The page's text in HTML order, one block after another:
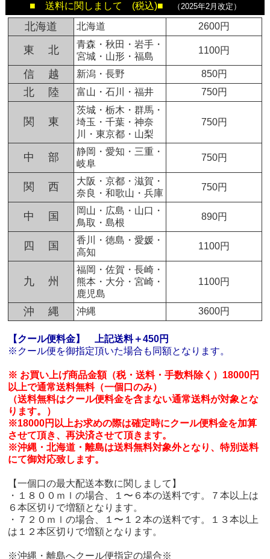
■ 送料に関しまして (税込)■ （2025年2月改定）
北海道 北海道 2600円
東 北
青森・秋田・岩手・
宮城・山形・福島
1100円
信 越 新潟・長野 850円
北 陸 富山・石川・福井 750円
関 東
茨城・栃木・群馬・
埼玉・千葉・神奈
川・東京都・山梨
750円
中 部
静岡・愛知・三重・
岐阜
750円
関 西
大阪・京都・滋賀・
奈良・和歌山・兵庫
750円
中 国
岡山・広島・山口・
鳥取・島根
890円
四 国
香川・徳島・愛媛・
高知
1100円
九 州
福岡・佐賀・長崎・
熊本・大分・宮崎・
鹿児島
1100円
沖 縄 沖縄 3600円
【クール便料金】
上記送料＋450円
※クール便を御指定頂いた場合も同額となります。
※ お買い上げ商品金額（税・送料・手数料除く）18000円
以上で通常送料無料（一個口のみ）
（送料無料はクール便料金を含まない通常送料が対象とな
ります。）
※18000円以上お求めの際は確定時にクール便料金を加算
させて頂き、再決済させて頂きます。
※沖縄・北海道・離島は送料無料対象外となり、特別送料
にて御対応致します。
【一個口の最大配送本数に関しまして】
・１８００ｍｌの場合、１〜６本の送料です。７本以上は
６本区切りで増額となります。
・７２０ｍｌの場合、１〜１２本の送料です。１３本以上
は１２本区切りで増額となります。
※沖縄・離島へクール便指定の場合※